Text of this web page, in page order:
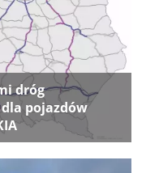
dróg
pojazdów